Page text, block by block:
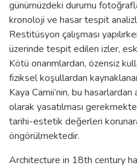
günümüzdeki durumu
kronoloji ve hasar tespit
Restitüsyon çalışması
üzerinde tespit edilen izler,
Kötü onarımlardan, özensiz
fiziksel koşullardan
Kaya Camii’nin, bu hasarlardan
olarak yasatılması
tarihi-estetik değerleri
öngörülmektedir.
Architecture in 18th century